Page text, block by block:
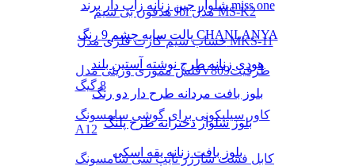
هدفون بی سیم Jbl مدل MS-K2
خشاب سیم کارت فلزی مدل MKS-11
فلش مموری وریتی مدلV809ظرفیت
8 گیگ
کاور سیلیکونی برای گوشی سامسونگ
A12
کابل فست شارژر تایپ سی سامسونگ
شلوار جین زنانه زاپ دار برند miss one
پالت سایه چشم 9 رنگ CHANLANYA
هودی زنانه طرح نوشته آستین بلند
بلوز بافت مردانه طرح دار دو رنگ
بلوز شلوار دخترانه طرح پلنگ
بلوز بافت زنانه یقه اسکی